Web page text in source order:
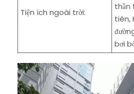
Tiện ích ngoài trời:
thần
tiên,
bơi